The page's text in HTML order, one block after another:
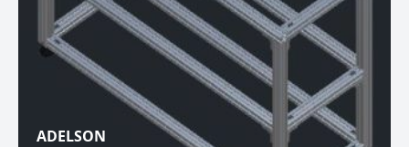
ADELSON